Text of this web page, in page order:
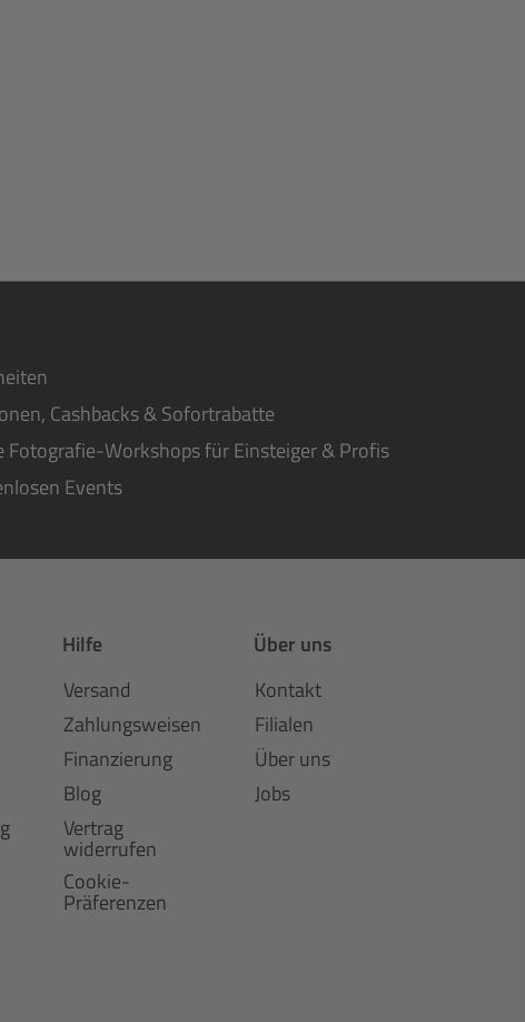
Cashbacks & Sofortrabatte
Fotografie-Workshops für Einsteiger & Profis
Events
Hilfe
Versand
Zahlungsweisen
Finanzierung
Blog
Vertrag
widerrufen
Cookie-
Präferenzen
Über uns
Kontakt
Filialen
Über uns
Jobs